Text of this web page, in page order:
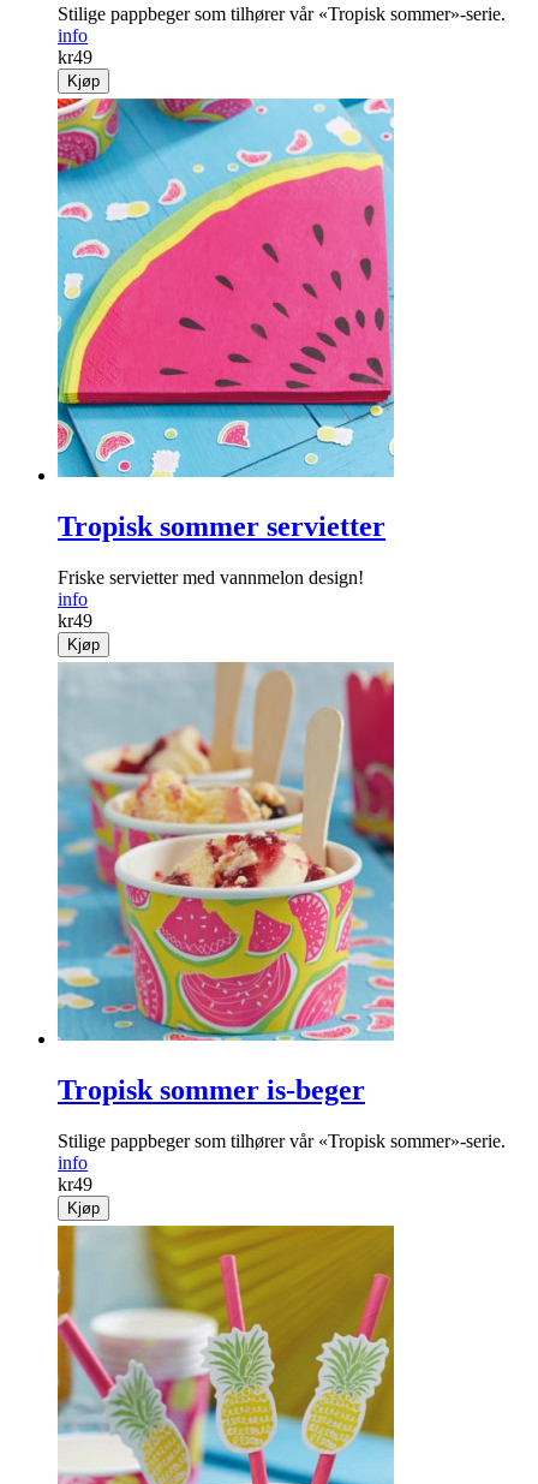
Stilige pappbeger som tilhører vår «Tropisk sommer»-serie.
info
kr49
Kjøp
Tropisk sommer servietter
Friske servietter med vannmelon design!
info
kr49
Kjøp
Tropisk sommer is-beger
Stilige pappbeger som tilhører vår «Tropisk sommer»-serie.
info
kr49
Kjøp